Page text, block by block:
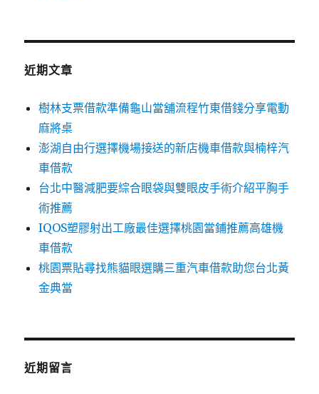
近期文章
樹林支票借款準備龜山當舖流程竹東借錢分享電動
麻將桌
澎湖自由行選擇機場接送的新店機車借款與楠梓汽
車借款
台北中醫減肥要綜合眼袋與雙眼皮手術介紹平胸手
術推薦
IQOS塑膠射出工廠最佳選擇桃園當鋪推薦高雄機
車借款
桃園票貼尋找熊貓眼選購三重汽車借款助您台北黃
金典當
近期留言